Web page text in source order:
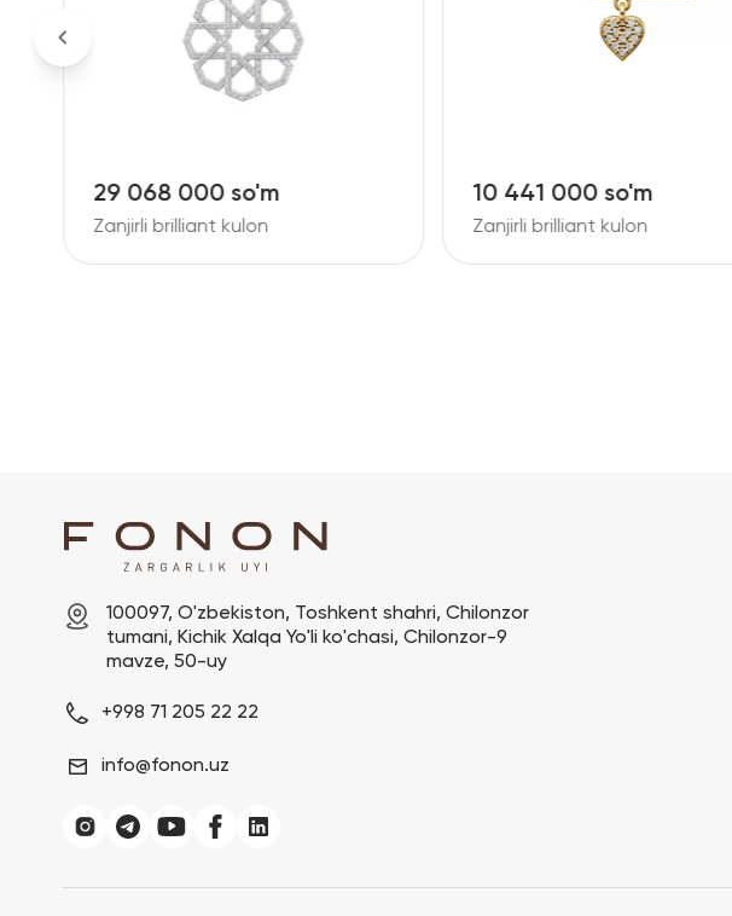
29 068 000 so'm
Zanjirli brilliant kulon
10 441 000 so'm
Zanjirli brilliant kulon
100097, O'zbekiston, Toshkent shahri, Chilonzor
tumani, Kichik Xalqa Yo'li ko'chasi, Chilonzor-9
mavze, 50-uy
+998 71 205 22 22
info@fonon.uz